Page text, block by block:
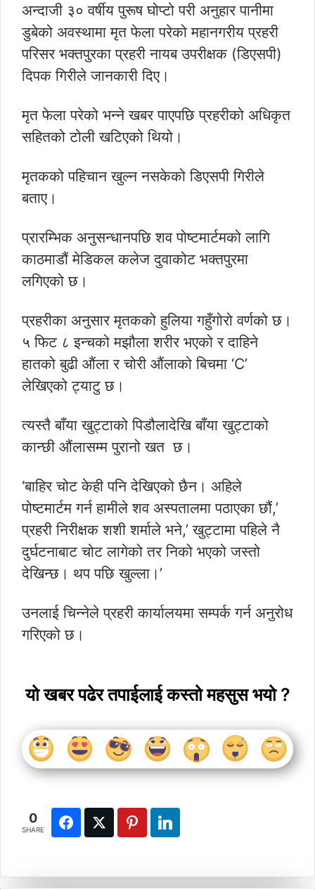
अन्दाजी ३० वर्षीय पुरूष घोप्टो परी अनुहार पानीमा
डुबेको अवस्थामा मृत फेला परेको महानगरीय प्रहरी
परिसर भक्तपुरका प्रहरी नायब उपरीक्षक (डिएसपी)
दिपक गिरीले जानकारी दिए।
मृत फेला परेको भन्ने खबर पाएपछि प्रहरीको अधिकृत
सहितको टोली खटिएको थियो।
मृतकको पहिचान खुल्न नसकेको डिएसपी गिरीले
बताए।
प्रारम्भिक अनुसन्धानपछि शव पोष्टमार्टमको लागि
काठमाडौं मेडिकल कलेज दुवाकोट भक्तपुरमा
लगिएको छ।
प्रहरीका अनुसार मृतकको हुलिया गहुँगोरो वर्णको छ।
५ फिट ८ इन्चको मझौला शरीर भएको र दाहिने
हातको बुढी औंला र चोरी औंलाको बिचमा ‘C’
लेखिएको ट्याटु छ।
त्यस्तै बाँया खुट्टाको पिडौलादेखि बाँया खुट्टाको
कान्छी औंलासम्म पुरानो खत छ।
‘बाहिर चोट केही पनि देखिएको छैन। अहिले
पोष्टमार्टम गर्न हामीले शव अस्पतालमा पठाएका छौं,’
प्रहरी निरीक्षक शशी शर्माले भने,’ खुट्टामा पहिले नै
दुर्घटनाबाट चोट लागेको तर निको भएको जस्तो
देखिन्छ। थप पछि खुल्ला।’
उनलाई चिन्नेले प्रहरी कार्यालयमा सम्पर्क गर्न अनुरोध
गरिएको छ।
यो खबर पढेर तपाईलाई कस्तो महसुस भयो ?
0
SHARE